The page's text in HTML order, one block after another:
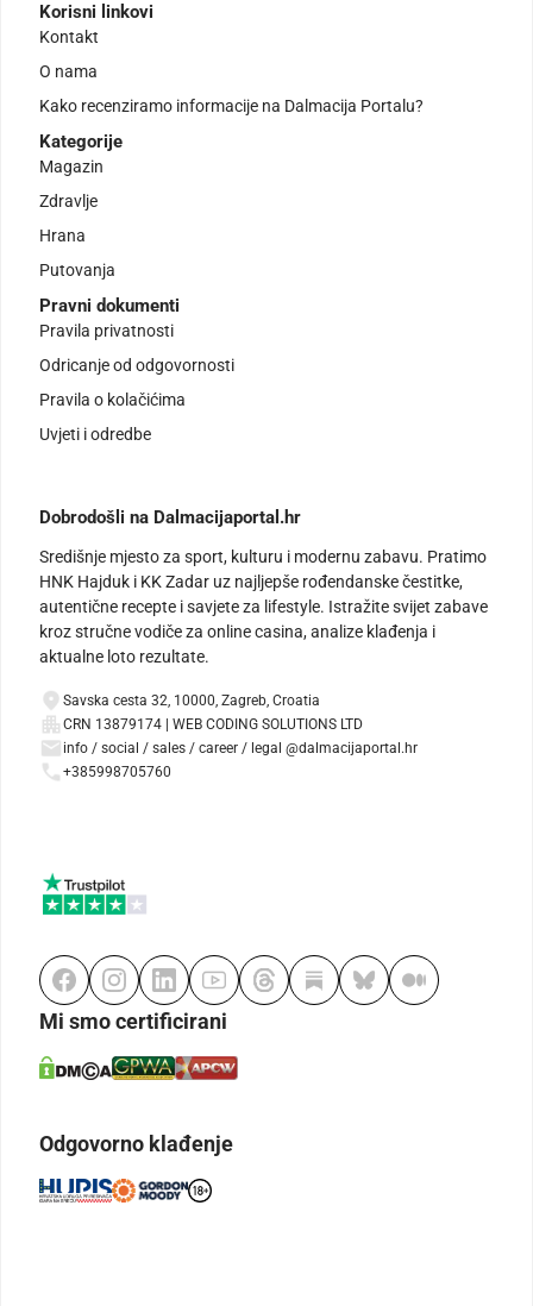
Korisni linkovi
Kontakt
O nama
Kako recenziramo informacije na Dalmacija Portalu?
Kategorije
Magazin
Zdravlje
Hrana
Putovanja
Pravni dokumenti
Pravila privatnosti
Odricanje od odgovornosti
Pravila o kolačićima
Uvjeti i odredbe
Dobrodošli na Dalmacijaportal.hr
Središnje mjesto za sport, kulturu i modernu zabavu. Pratimo
HNK Hajduk i KK Zadar uz najljepše rođendanske čestitke,
autentične recepte i savjete za lifestyle. Istražite svijet zabave
kroz stručne vodiče za online casina, analize klađenja i
aktualne loto rezultate.
Savska cesta 32, 10000, Zagreb, Croatia
CRN 13879174 | WEB CODING SOLUTIONS LTD
info / social / sales / career / legal @dalmacijaportal.hr
+385998705760
Mi smo certificirani
Odgovorno klađenje